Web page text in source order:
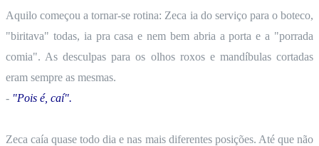
Aquilo começou a tornar-se rotina: Zeca ia do serviço para o boteco,
"biritava" todas, ia pra casa e nem bem abria a porta e a "porrada
comia". As desculpas para os olhos roxos e mandíbulas cortadas
eram sempre as mesmas.
- "Pois é, caí".
Zeca caía quase todo dia e nas mais diferentes posições. Até que não